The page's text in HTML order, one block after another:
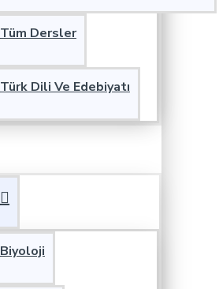
Tüm Dersler
Türk Dili Ve Edebiyatı
Biyoloji